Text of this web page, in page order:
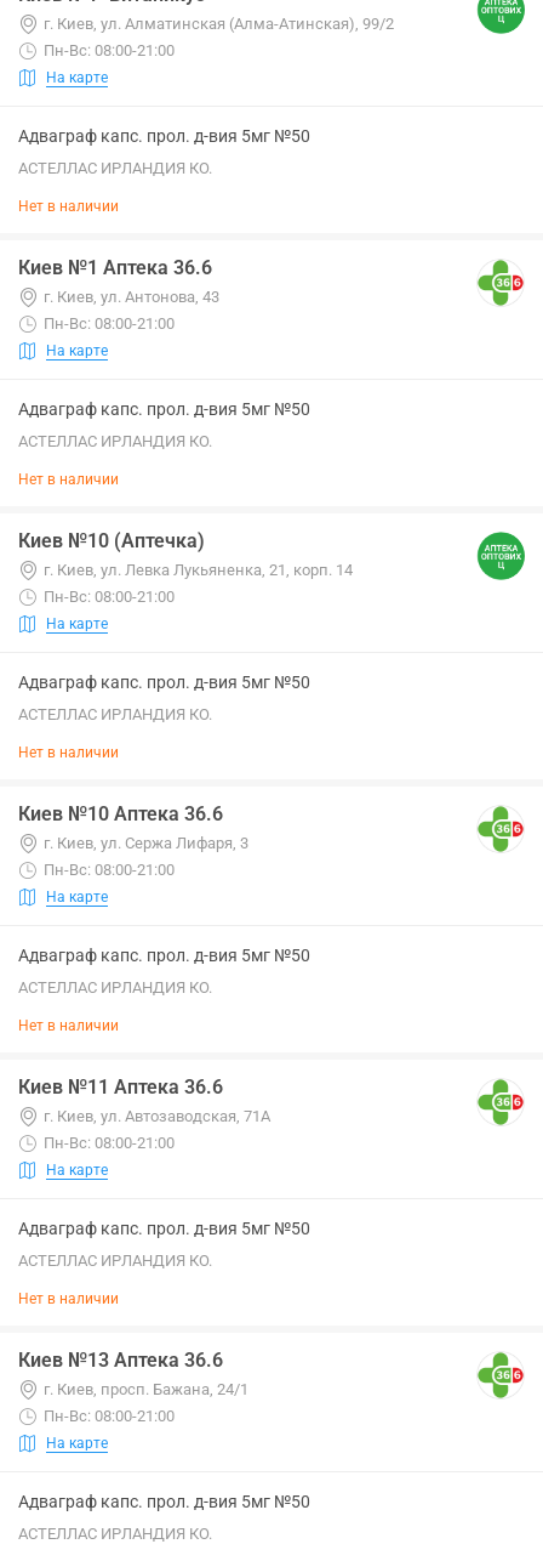
г. Киев, ул. Алматинская (Алма-Атинская), 99/2
Пн-Вс: 08:00-21:00
На карте
Адваграф капс. прол. д-вия 5мг №50
АСТЕЛЛАС ИРЛАНДИЯ КО.
Нет в наличии
Киев №1 Аптека 36.6
г. Киев, ул. Антонова, 43
Пн-Вс: 08:00-21:00
На карте
Адваграф капс. прол. д-вия 5мг №50
АСТЕЛЛАС ИРЛАНДИЯ КО.
Нет в наличии
Киев №10 (Аптечка)
г. Киев, ул. Левка Лукьяненка, 21, корп. 14
Пн-Вс: 08:00-21:00
На карте
Адваграф капс. прол. д-вия 5мг №50
АСТЕЛЛАС ИРЛАНДИЯ КО.
Нет в наличии
Киев №10 Аптека 36.6
г. Киев, ул. Сержа Лифаря, 3
Пн-Вс: 08:00-21:00
На карте
Адваграф капс. прол. д-вия 5мг №50
АСТЕЛЛАС ИРЛАНДИЯ КО.
Нет в наличии
Киев №11 Аптека 36.6
г. Киев, ул. Автозаводская, 71А
Пн-Вс: 08:00-21:00
На карте
Адваграф капс. прол. д-вия 5мг №50
АСТЕЛЛАС ИРЛАНДИЯ КО.
Нет в наличии
Киев №13 Аптека 36.6
г. Киев, просп. Бажана, 24/1
Пн-Вс: 08:00-21:00
На карте
Адваграф капс. прол. д-вия 5мг №50
АСТЕЛЛАС ИРЛАНДИЯ КО.